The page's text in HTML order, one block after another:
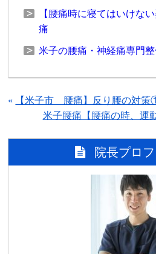
【腰痛時に寝てはいけな
痛
米子の腰痛・神経痛専門
«
【米子市 腰痛】反り腰の対
米子腰痛【腰痛の時、運
院長プロ